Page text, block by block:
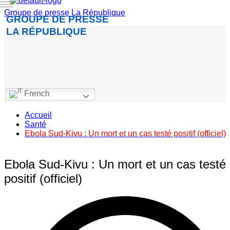
Groupe de presse La République
GROUPE DE PRESSE
LA RÉPUBLIQUE
French
Accueil
Santé
Ebola Sud-Kivu : Un mort et un cas testé positif (officiel)
Ebola Sud-Kivu : Un mort et un cas testé
positif (officiel)